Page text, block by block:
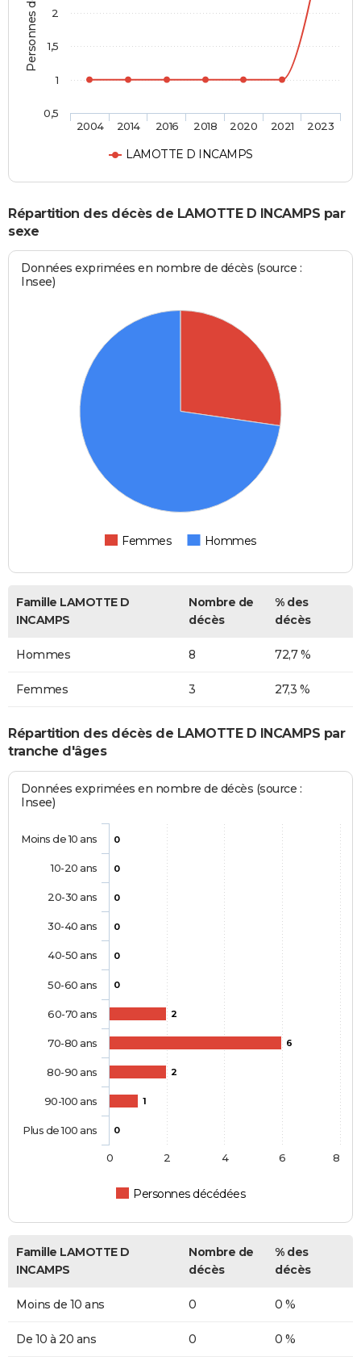
LAMOTTE D INCAMPS
2004 2014 2016 2018 2020 2021 2023
0,5
1
1,5
2
Répartition des décès de LAMOTTE D INCAMPS par
sexe
Données exprimées en nombre de décès (source :
Insee)
Femmes Hommes
Famille LAMOTTE D
INCAMPS
Nombre de
décès
% des
décès
Hommes 8 72,7 %
Femmes 3 27,3 %
Répartition des décès de LAMOTTE D INCAMPS par
tranche d'âges
Données exprimées en nombre de décès (source :
Insee)
0
0
0
0
0
0
2
6
2
1
0
Personnes décédées
Moins de 10 ans
10-20 ans
20-30 ans
30-40 ans
40-50 ans
50-60 ans
60-70 ans
70-80 ans
80-90 ans
90-100 ans
Plus de 100 ans
0 2 4 6 8
Famille LAMOTTE D
INCAMPS
Nombre de
décès
% des
décès
Moins de 10 ans 0 0 %
De 10 à 20 ans 0 0 %